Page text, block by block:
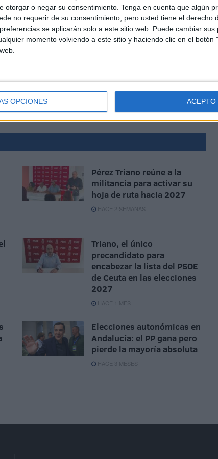
otorgar o negar su consentimiento. Tenga en cuenta que algún
no requerir de su consentimiento, pero usted tiene el derecho
se aplicarán solo a este sitio web. Puede cambiar
momento volviendo a este sitio y haciendo clic en el botón
OPCIONES ACEPTO
la lista para la Asamblea de Ceuta en las elecciones
Pérez Triano reúne a la
militancia para activar su
hoja de ruta hacia 2027
HACE 2 SEMANAS
Triano, el único
precandidato para
encabezar la lista del PSOE
de Ceuta en las elecciones
2027
HACE 1 MES
Elecciones autonómicas en
Andalucía: el PP gana pero
pierde la mayoría absoluta
HACE 3 MESES